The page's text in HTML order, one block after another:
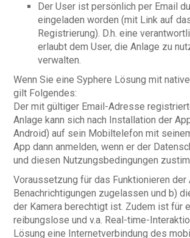
Der User ist persönlich per Email
eingeladen worden (mit Link auf
Registrierung). D.h. eine
erlaubt dem User, die Anlage zu
verwalten.
Wenn Sie eine Syphere Lösung mit
gilt Folgendes:
Der mit gültiger Email-Adresse
Anlage kann sich nach Installation der
Android) auf sein Mobiltelefon mit
App dann anmelden, wenn er der
und diesen Nutzungsbedingungen
Voraussetzung für das Funktionieren der
Benachrichtigungen zugelassen und b)
der Kamera berechtigt ist. Zudem ist für
reibungslose und v.a. Real-time-
Lösung eine Internetverbindung des